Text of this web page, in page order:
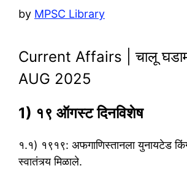
by MPSC Library
Current Affairs | चालू
AUG 2025
1) १९ ऑगस्ट दिनविशेष
१.१) १९१९: अफगाणिस्तानला युनायटेड
स्वातंत्र्य मिळाले.